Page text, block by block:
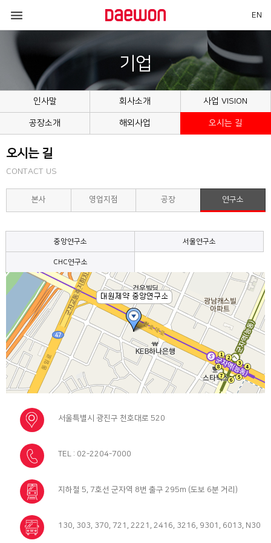
 EN
기업
인사말 회사소개 사업 VISION
공장소개 해외사업 오시는 길
오시는 길
CONTACT US
본사 영업지점 공장 연구소
중앙연구소 서울연구소
CHC연구소
서울특별시 광진구 천호대로 520
TEL : 02-2204-7000
지하철 5, 7호선 군자역 8번 출구 295m (도보 6분 거리)
130, 303, 370, 721, 2221, 2416, 3216, 9301, 6013, N30